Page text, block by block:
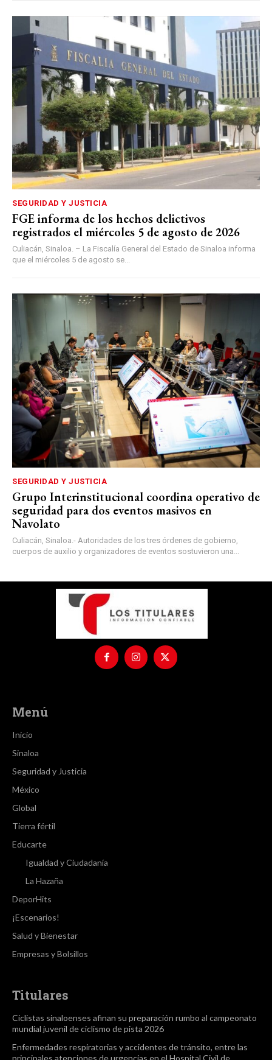
SEGURIDAD Y JUSTICIA
FGE informa de los hechos delictivos
registrados el miércoles 5 de agosto de 2026
Culiacán, Sinaloa. – La Fiscalía General del Estado de Sinaloa informa
que el miércoles 5 de agosto se...
SEGURIDAD Y JUSTICIA
Grupo Interinstitucional coordina operativo de
seguridad para dos eventos masivos en
Navolato
Culiacán, Sinaloa.- Autoridades de los tres órdenes de gobierno,
cuerpos de auxilio y organizadores de eventos sostuvieron una...
Menú
Inicio
Sinaloa
Seguridad y Justicia
México
Global
Tierra fértil
Educarte
Igualdad y Ciudadanía
La Hazaña
DeporHits
¡Escenarios!
Salud y Bienestar
Empresas y Bolsillos
Titulares
Ciclistas sinaloenses afinan su preparación rumbo al campeonato
mundial juvenil de ciclismo de pista 2026
Enfermedades respiratorias y accidentes de tránsito, entre las
principales atenciones de urgencias en el Hospital Civil de